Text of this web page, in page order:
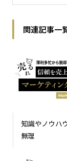
関連記事一
知識やノウハ
無理